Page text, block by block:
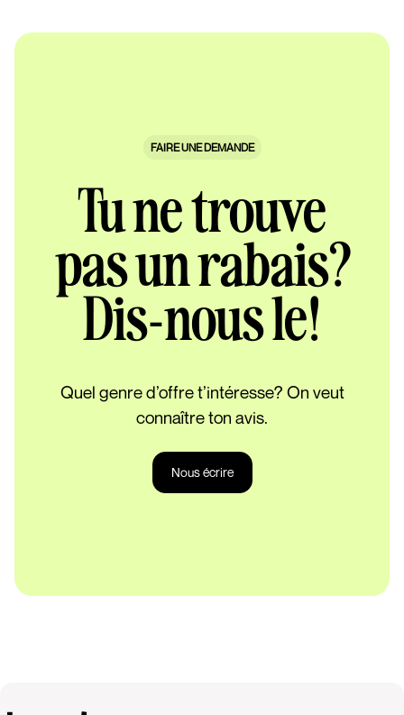
FAIRE UNE DEMANDE
Tu ne trouve
pas un rabais?
Dis-nous le!
Quel genre d’offre t’intéresse? On veut
connaître ton avis.
Nous écrire